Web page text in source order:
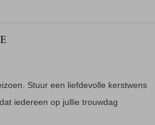
Stuur een liefdevolle kerstwens
iedereen op jullie trouwdag